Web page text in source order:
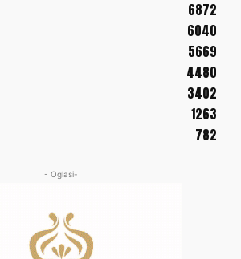
6872
6040
5669
4480
3402
1263
782
- Oglasi-